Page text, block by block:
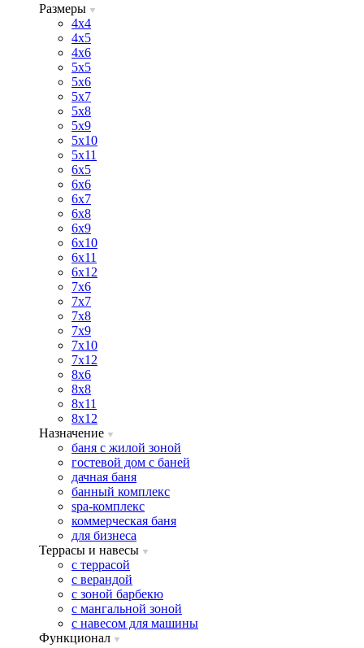
Размеры
4х4
4х5
4х6
5х5
5х6
5х7
5х8
5х9
5х10
5х11
6х5
6х6
6х7
6х8
6х9
6х10
6х11
6х12
7х6
7х7
7х8
7х9
7х10
7х12
8х6
8х8
8х11
8х12
Назначение
баня с жилой зоной
гостевой дом с баней
дачная баня
банный комплекс
spa-комплекс
коммерческая баня
для бизнеса
Террасы и навесы
с террасой
с верандой
с зоной барбекю
с мангальной зоной
с навесом для машины
Функционал